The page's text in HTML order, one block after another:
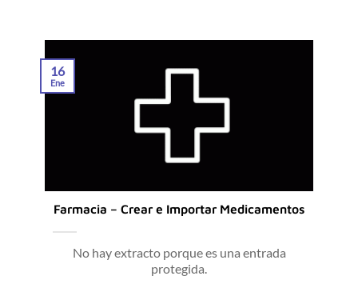
Farmacia – Crear e Importar Medicamentos
No hay extracto porque es una entrada
protegida.
16
Ene